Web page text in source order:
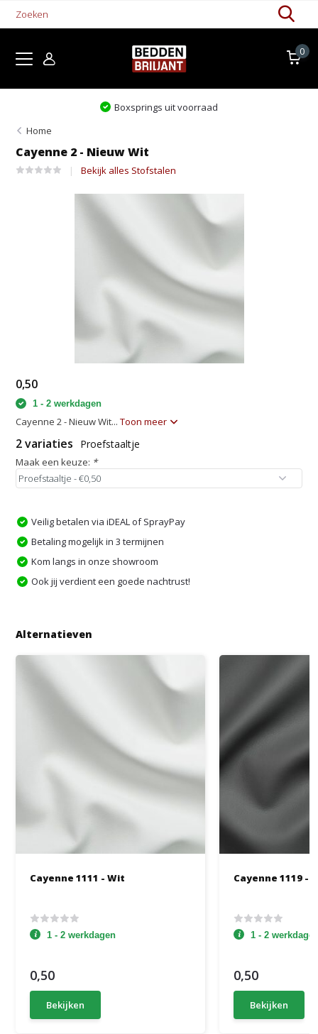
0
Boxsprings uit voorraad
Home
Cayenne 2 - Nieuw Wit
Bekijk alles Stofstalen
0,50
1 - 2 werkdagen
Cayenne 2 - Nieuw Wit...Toon meer
2 variaties Proefstaaltje
Maak een keuze: *
Veilig betalen via iDEAL of SprayPay
Betaling mogelijk in 3 termijnen
Kom langs in onze showroom
Ook jij verdient een goede nachtrust!
Alternatieven
Cayenne 1111 - Wit
1 - 2 werkdagen
0,50
Bekijken
Cayenne 1119 -
1 - 2
0,50
Bekijken